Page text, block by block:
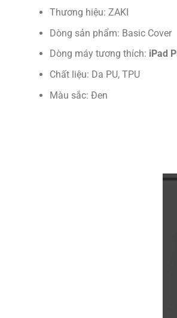
Thương hiệu: ZAKI
Dòng sản phẩm: Basic Cover
Dòng máy tương thích: iPad
Chất liệu: Da PU, TPU
Màu sắc: Đen